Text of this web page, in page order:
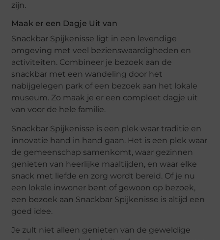
zijn.
Maak er een Dagje Uit van
Snackbar Spijkenisse ligt in een levendige
omgeving met veel bezienswaardigheden en
activiteiten. Combineer je bezoek aan de
snackbar met een wandeling door het
nabijgelegen park of een bezoek aan het lokale
museum. Zo maak je er een compleet dagje uit
van voor de hele familie.
Snackbar Spijkenisse is een plek waar traditie en
innovatie hand in hand gaan. Het is een plek waar
de gemeenschap samenkomt, waar gezinnen
genieten van heerlijke maaltijden, en waar elke
snack met liefde en zorg wordt bereid. Of je nu
een lokale inwoner bent of gewoon op bezoek,
een bezoek aan Snackbar Spijkenisse is altijd een
goed idee.
Je zult niet alleen genieten van de geweldige